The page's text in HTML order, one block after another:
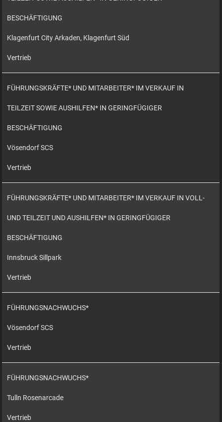
BESCHÄFTIGUNG
Klagenfurt City Arkaden, Klagenfurt Süd
Vertrieb
FÜHRUNGSKRÄFTE* UND MITARBEITER* IM VERKAUF IN
TEILZEIT SOWIE AUSHILFEN* IN GERINGFÜGIGER
BESCHÄFTIGUNG
Vösendorf SCS
Vertrieb
FÜHRUNGSKRÄFTE* UND MITARBEITER* IM VERKAUF IN VOLL-
UND TEILZEIT UND AUSHILFEN* IN GERINGFÜGIGER
BESCHÄFTIGUNG
Innsbruck Sillpark
Vertrieb
FÜHRUNGSNACHWUCHS*
Vösendorf SCS
Vertrieb
FÜHRUNGSNACHWUCHS*
Tulln Rosenarcade
Vertrieb